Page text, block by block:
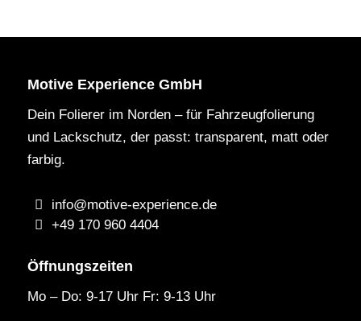
Motive Experience GmbH
Dein Folierer im Norden – für Fahrzeugfolierung
und Lackschutz, der passt: transparent, matt oder
farbig.
info@motive-experience.de
+49 170 960 4404
Öffnungszeiten
Mo – Do: 9-17 Uhr Fr: 9-13 Uhr